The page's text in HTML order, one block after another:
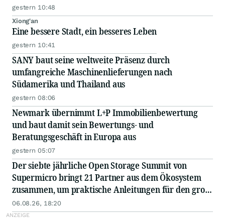
gestern 10:48
Xiong'an
Eine bessere Stadt, ein besseres Leben
gestern 10:41
SANY baut seine weltweite Präsenz durch
umfangreiche Maschinenlieferungen nach
Südamerika und Thailand aus
gestern 08:06
Newmark übernimmt L+P Immobilienbewertung
und baut damit sein Bewertungs- und
Beratungsgeschäft in Europa aus
gestern 05:07
Der siebte jährliche Open Storage Summit von
Supermicro bringt 21 Partner aus dem Ökosystem
zusammen, um praktische Anleitungen für den groß
angelegten Einsatz von KI in Unternehmen
auszutauschen
06.08.26, 18:20